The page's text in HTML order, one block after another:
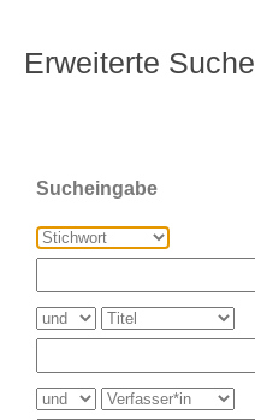
Erweiterte Suche
Sucheingabe